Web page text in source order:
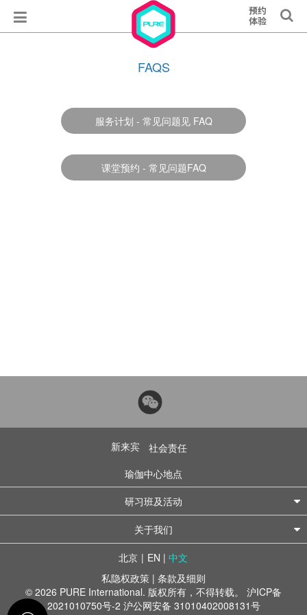
FAQS
服务计划 - 常见问题见 FAQ
课堂预约 - 常见问题FAQ
新来宾
社会责任
瑜伽中心地点
研习班及活动
关于我们
北京 | EN | 中文
私隐权政策 | 条款及细则
© 2026 PURE International. 版权所有，不得转载。 沪ICP备
2021010750号-2 沪公网安备 31010402008131号